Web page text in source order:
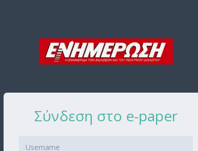
Σύνδεση στο e-paper